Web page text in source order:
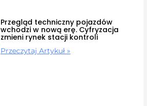
Przegląd techniczny pojazdów
wchodzi w nową erę. Cyfryzacja
zmieni rynek stacji kontroli
Przeczytaj Artykuł »